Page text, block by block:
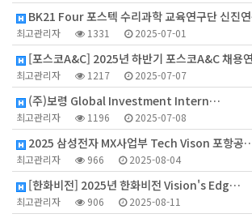
BK21 Four 포스텍 수리과학 교육연구단 신진
최고관리자 1331 2025-07-01
[포스코A&C] 2025년 하반기 포스코A&C 채용
최고관리자 1217 2025-07-07
(주)보령 Global Investment Intern…
최고관리자 1196 2025-07-08
2025 삼성전자 MX사업부 Tech Vison 포항공
최고관리자 966 2025-08-04
[한화비전] 2025년 한화비전 Vision's Edg…
최고관리자 906 2025-08-11